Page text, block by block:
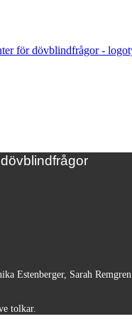
Estenberger, Sarah
tolkar.